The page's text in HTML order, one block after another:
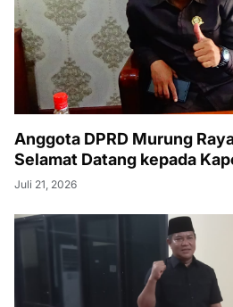
Anggota DPRD Murung
Selamat Datang kepada
Juli 21, 2026